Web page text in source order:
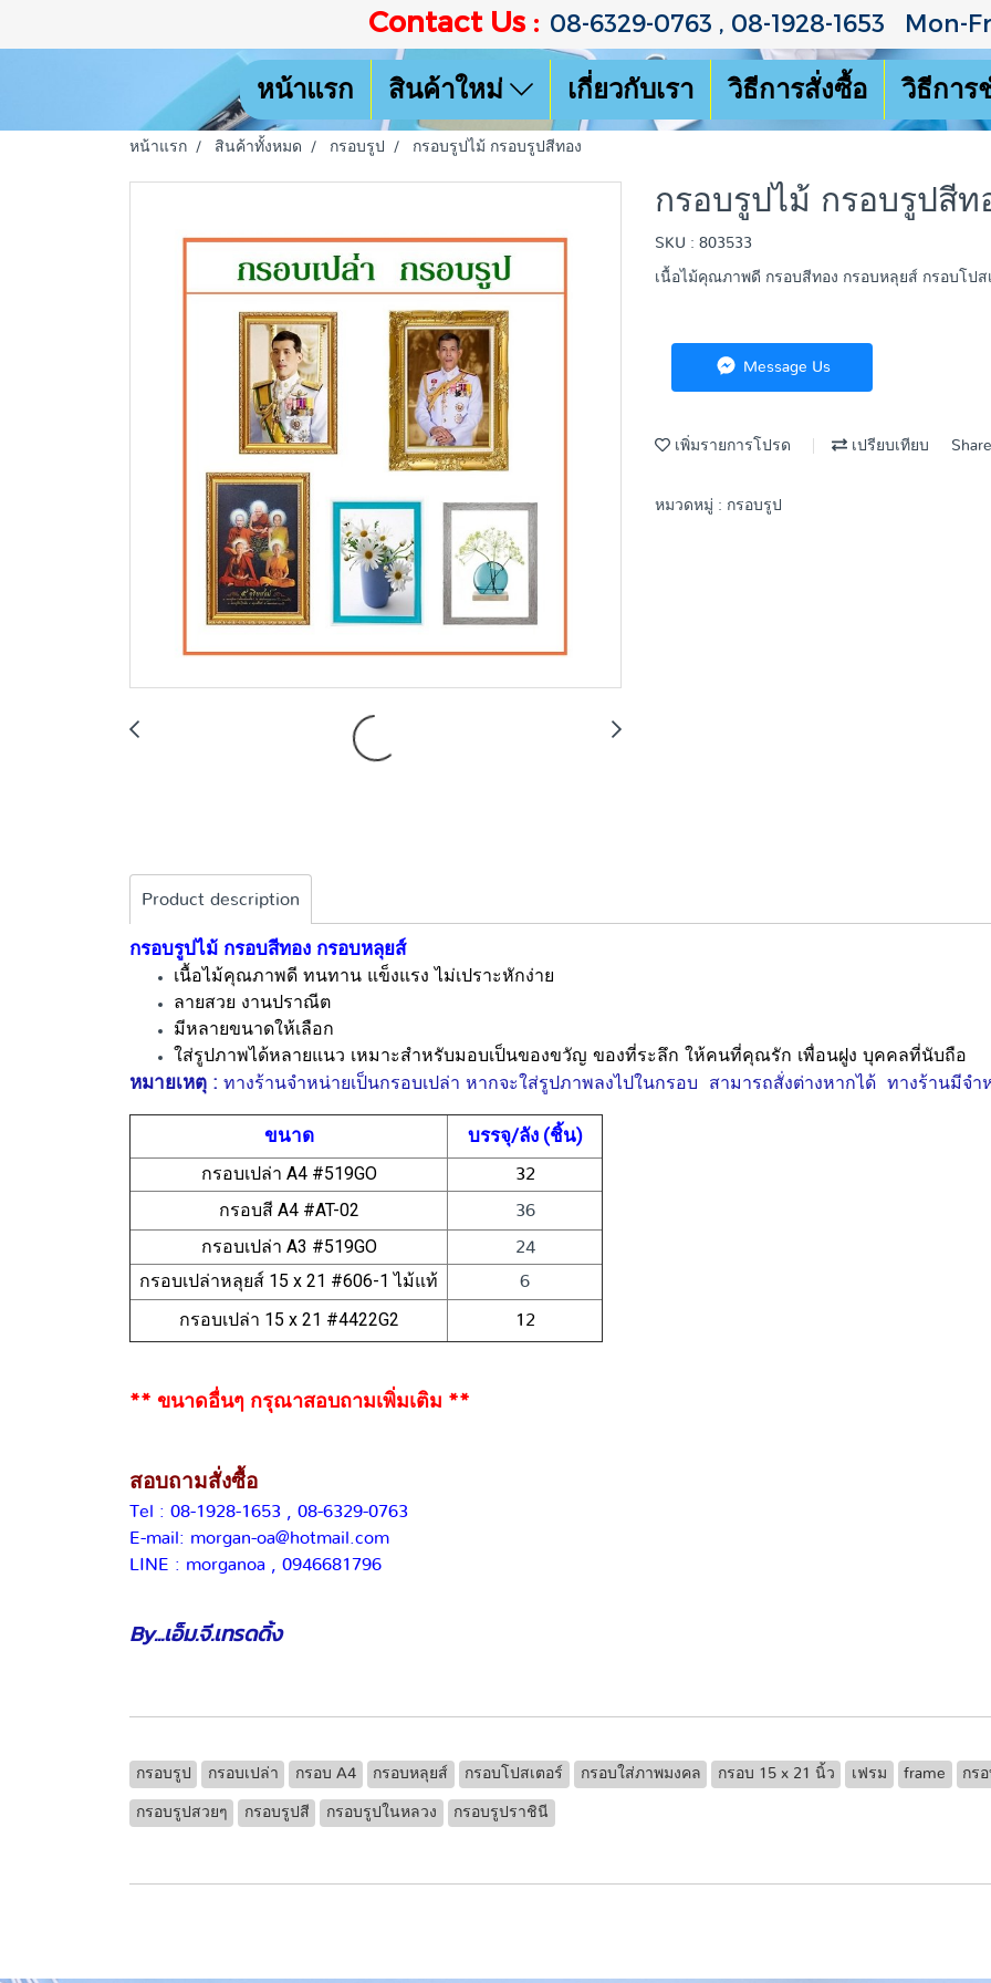
Contact Us : 08-6329-0763 , 08-1928-1653 Mon-
หน้าแรก สินค้าใหม่ เกี่ยวกับเรา วิธีการสั่งซื้อ วิธีการ
หน้าแรก สินค้าทั้งหมด กรอบรูป กรอบรูปไม้ กรอบรูปสีทอง
กรอบรูปไม้ กรอบรูปสีท
SKU : 803533
เนื้อไม้คุณภาพดี กรอบสีทอง กรอบหลุยส์ กรอบโป
Message Us
เพิ่มรายการโปรด เปรียบเทียบ Share
หมวดหมู่ : กรอบรูป
Product description
กรอบรูปไม้ กรอบสีทอง กรอบหลุยส์
เนื้อไม้คุณภาพดี ทนทาน แข็งแรง ไม่เปราะหักง่าย
ลายสวย งานปราณีต
มีหลายขนาดให้เลือก
ใส่รูปภาพได้หลายแนว เหมาะสำหรับมอบเป็นของขวัญ ของที่ระลึก ให้คนที่คุณรัก เพื่อนฝูง บุคคลที่นับถือ
หมายเหตุ : ทางร้านจำหน่ายเป็นกรอบเปล่า หากจะใส่รูปภาพลงไปในกรอบ สามารถสั่งต่างหากได้ ทางร้านมีจำ
ขนาด บรรจุ/ลัง (ชิ้น)
กรอบเปล่า A4 #519GO 32
กรอบสี A4 #AT-02 36
กรอบเปล่า A3 #519GO 24
กรอบเปล่าหลุยส์ 15 x 21 #606-1 ไม้แท้ 6
กรอบเปล่า 15 x 21 #4422G2 12
** ขนาดอื่นๆ กรุณาสอบถามเพิ่มเติม **
สอบถามสั่งซื้อ
Tel : 08-1928-1653 , 08-6329-0763
E-mail: morgan-oa@hotmail.com
LINE : morganoa , 0946681796
By...เอ็ม.จี.เทรดดิ้ง
กรอบรูป กรอบเปล่า กรอบ A4 กรอบหลุยส์ กรอบโปสเตอร์ กรอบใส่ภาพมงคล กรอบ 15 x 21 นิ้ว เฟรม frame กร
กรอบรูปสวยๆ กรอบรูปสี กรอบรูปในหลวง กรอบรูปราชินี